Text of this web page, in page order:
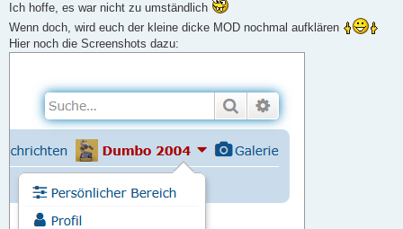
Ich hoffe, es war nicht zu umständlich
Wenn doch, wird euch der kleine dicke MOD nochmal aufklären
Hier noch die Screenshots dazu: